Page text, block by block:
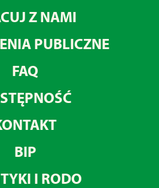
Z NAMI
PUBLICZNE
FAQ
BIP
I RODO